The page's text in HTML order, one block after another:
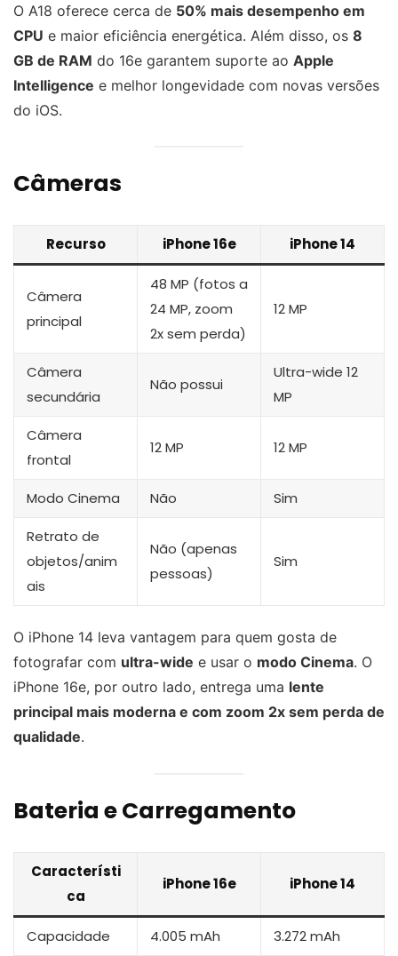
O A18 oferece cerca de 50% mais desempenho em
CPU e maior eficiência energética. Além disso, os 8
GB de RAM do 16e garantem suporte ao Apple
Intelligence e melhor longevidade com novas versões
do iOS.
Câmeras
Recurso iPhone 16e iPhone 14
Câmera
principal
48 MP (fotos a
24 MP, zoom
2x sem perda)
12 MP
Câmera
secundária
Não possui
Ultra-wide 12
MP
Câmera
frontal
12 MP 12 MP
Modo Cinema Não Sim
Retrato de
objetos/anim
ais
Não (apenas
pessoas)
Sim
O iPhone 14 leva vantagem para quem gosta de
fotografar com ultra-wide e usar o modo Cinema. O
iPhone 16e, por outro lado, entrega uma lente
principal mais moderna e com zoom 2x sem perda de
qualidade.
Bateria e Carregamento
Característi
ca
iPhone 16e iPhone 14
Capacidade 4.005 mAh 3.272 mAh